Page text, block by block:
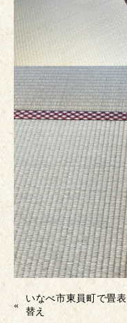
«
いなべ市東員町で畳表
替え